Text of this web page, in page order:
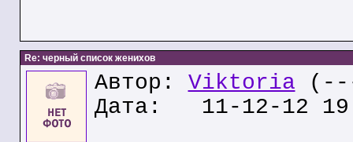
Re: черный список женихов
Автор: Viktoria (---
Дата: 11-12-12